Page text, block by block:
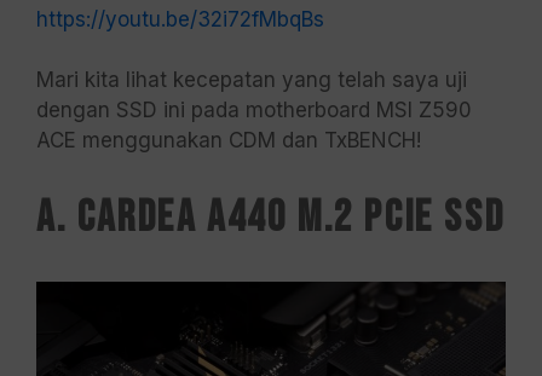
https://youtu.be/32i72fMbqBs
Mari kita lihat kecepatan yang telah saya uji
dengan SSD ini pada motherboard MSI Z590
ACE menggunakan CDM dan TxBENCH!
A. CARDEA A440 M.2 PCIe SSD